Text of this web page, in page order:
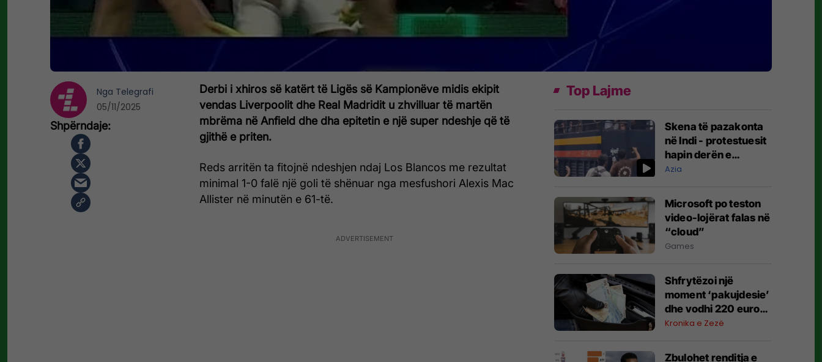
Derbi i xhiros së katërt të Ligës së Kampionëve midis ekipit
vendas Liverpoolit dhe Real Madridit u zhvilluar të martën
mbrëma në Anfield dhe dha epitetin e një super ndeshje që të
gjithë e priten.
Reds arritën ta fitojnë ndeshjen ndaj Los Blancos me rezultat
minimal 1-0 falë një goli të shënuar nga mesfushori Alexis Mac
Allister në minutën e 61-të.
Nga Telegrafi
05/11/2025
Top Lajme
Skena të pazakonta
në Indi - protestuesit
hapin derën e
furgonit të policisë
arrestuarit
Azia
Microsoft po teston
video-lojërat falas në
“cloud”
Games
Shfrytëzoi një
moment ‘pakujdesie’
dhe vodhi 220 euro
nga arka e një lokali
heton rastin
Kronika e Zezë
Zbulohet renditja e